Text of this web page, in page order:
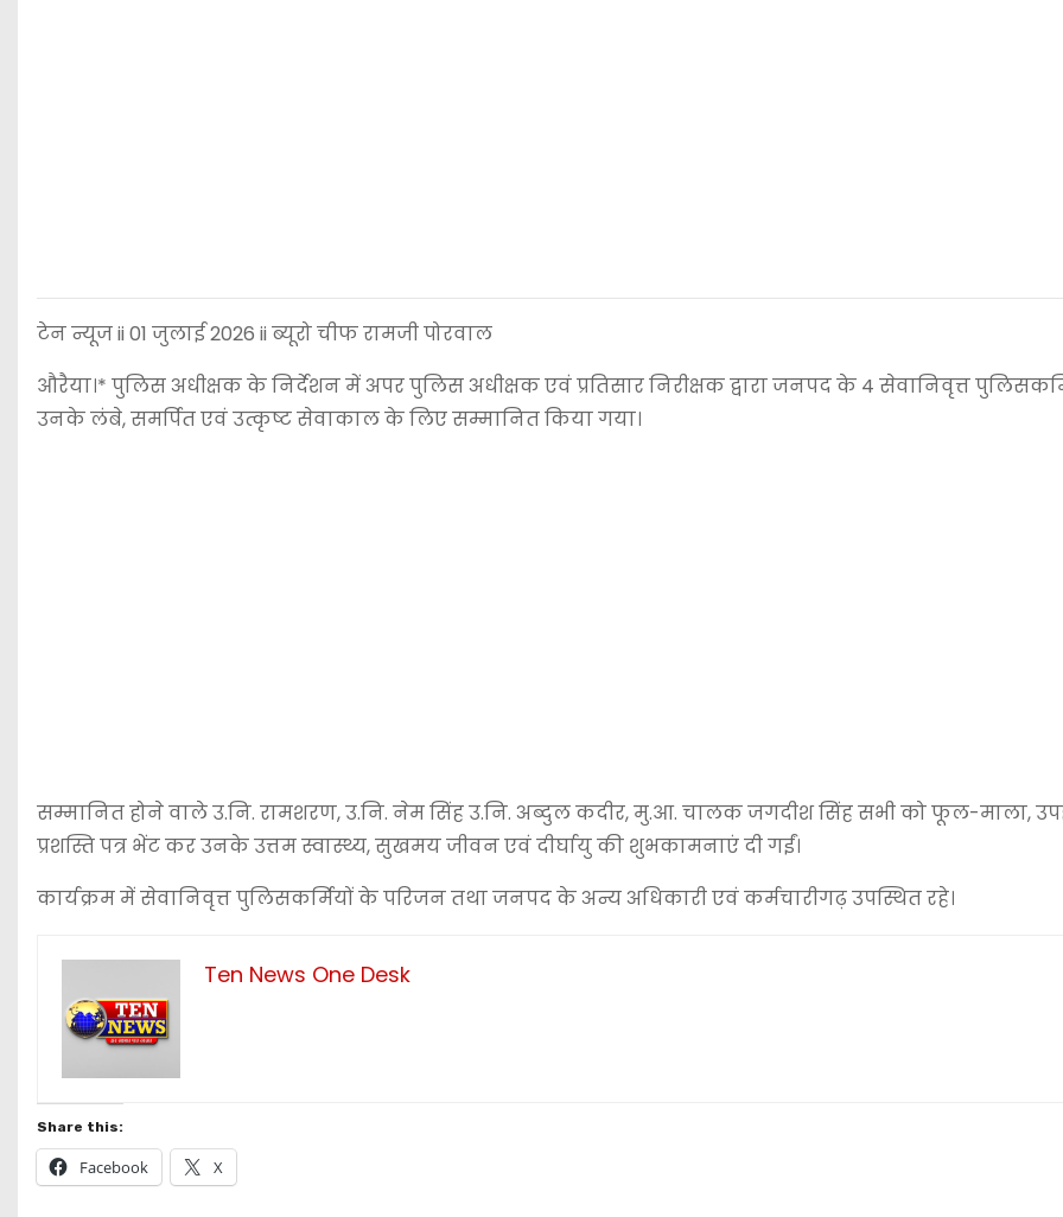
टेन न्यूज ii 01 जुलाई 2026 ii ब्यूरो चीफ रामजी पोरवाल
औरैया।* पुलिस अधीक्षक के निर्देशन में अपर पुलिस अधीक्षक एवं प्रतिसार निरीक्षक द्वारा जनपद के 4 सेवानिवृत्त
उनके लंबे, समर्पित एवं उत्कृष्ट सेवाकाल के लिए सम्मानित किया गया।
सम्मानित होने वाले उ.नि. रामशरण, उ.नि. नेम सिंह उ.नि. अब्दुल कदीर, मु.आ. चालक जगदीश सिंह सभी को फूल-माला,
प्रशस्ति पत्र भेंट कर उनके उत्तम स्वास्थ्य, सुखमय जीवन एवं दीर्घायु की शुभकामनाएं दी गईं।
कार्यक्रम में सेवानिवृत्त पुलिसकर्मियों के परिजन तथा जनपद के अन्य अधिकारी एवं कर्मचारीगढ़ उपस्थित रहे।
Ten News One Desk
Share this:
Facebook X